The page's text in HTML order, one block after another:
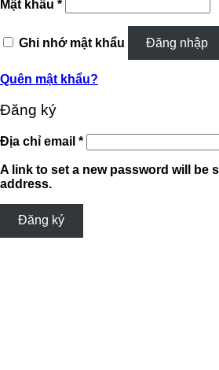
Mật khẩu *
buộc
Ghi nhớ mật khẩu
Đăng nhập
Quên mật khẩu?
Đăng ký
Địa chỉ email *Bắt
buộc
A link to set a new password will be
address.
Đăng ký